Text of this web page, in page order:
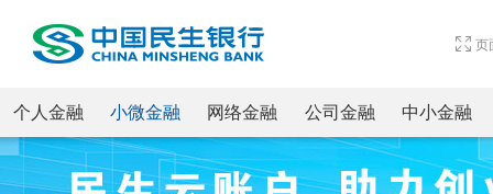
页
个人金融 小微金融 网络金融 公司金融 中小金融